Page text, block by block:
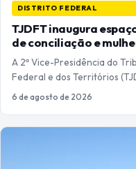
DISTRITO FEDERAL
TJDFT inaugura
de conciliação e
A 2ª Vice-Presidência do
Federal e dos Territórios
6 de agosto de 2026